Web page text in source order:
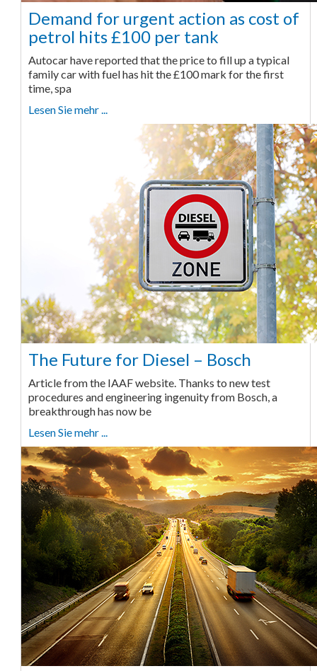
Demand for urgent action as cost of
petrol hits £100 per tank
Autocar have reported that the price to fill up a typical
family car with fuel has hit the £100 mark for the first
time, spa
Lesen Sie mehr ...
The Future for Diesel – Bosch
Article from the IAAF website. Thanks to new test
procedures and engineering ingenuity from Bosch, a
breakthrough has now be
Lesen Sie mehr ...